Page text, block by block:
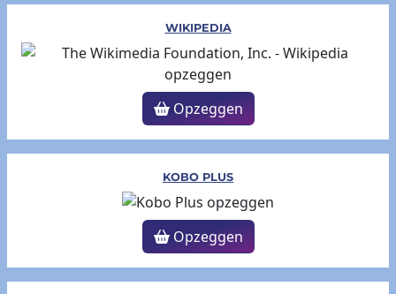
WIKIPEDIA
Opzeggen
KOBO PLUS
Opzeggen